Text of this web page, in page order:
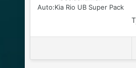
Auto:Kia Rio UB Super Pack